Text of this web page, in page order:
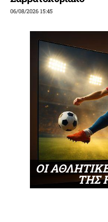
06/08/2026 15:45
ΟΙ
ΤΗΣ